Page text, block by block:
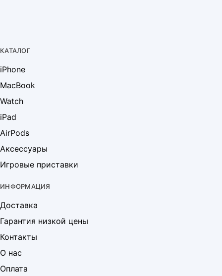
КАТАЛОГ
iPhone
MacBook
Watch
iPad
AirPods
Аксессуары
Игровые приставки
ИНФОРМАЦИЯ
Доставка
Гарантия низкой цены
Контакты
О нас
Оплата